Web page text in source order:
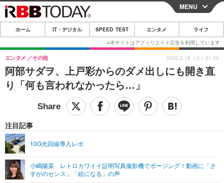
CLOSE
ホーム
IT・デジタル
IT・デジタルTOP スマートフォン
ショッピング その他
SPEED TEST
エンタメTOP 映画・ドラマ
グラビア
ライフTOP
その他
リリース一覧
プッシュ通知の停止方法
MENU
ホーム IT・デジタル SPEED TEST エンタメ ライフ
阿部サダヲ、上戸彩からのダメ出しにも開き直
り「何も言われなかったら…」
エンタメ その他
注目記事
10G光回線導入レポ
小嶋陽菜 レトロカワイイ証明写真撮影機でポージング！動画に「さ
すがのセンス」「絵になる」の声
2023.2.18（土）21:03